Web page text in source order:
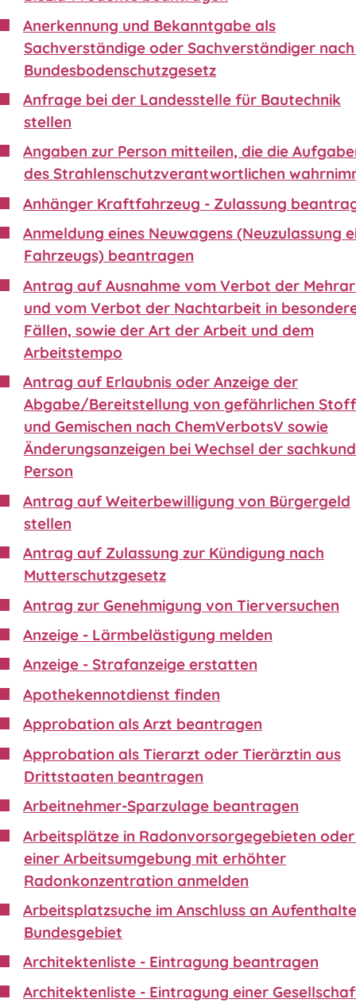
Anerkennung und Bekanntgabe als
Sachverständige oder Sachverständiger nach
Bundesbodenschutzgesetz
Anfrage bei der Landesstelle für Bautechnik
stellen
Angaben zur Person mitteilen, die die
des Strahlenschutzverantwortlichen
Anhänger Kraftfahrzeug - Zulassung
Anmeldung eines Neuwagens (Neuzulassung
Fahrzeugs) beantragen
Antrag auf Ausnahme vom Verbot der
und vom Verbot der Nachtarbeit in
Fällen, sowie der Art der Arbeit und dem
Arbeitstempo
Antrag auf Erlaubnis oder Anzeige der
Abgabe/Bereitstellung von gefährlichen
und Gemischen nach ChemVerbotsV sowie
Änderungsanzeigen bei Wechsel der
Person
Antrag auf Weiterbewilligung von Bürgergeld
stellen
Antrag auf Zulassung zur Kündigung nach
Mutterschutzgesetz
Antrag zur Genehmigung von Tierversuchen
Anzeige - Lärmbelästigung melden
Anzeige - Strafanzeige erstatten
Apothekennotdienst finden
Approbation als Arzt beantragen
Approbation als Tierarzt oder Tierärztin aus
Drittstaaten beantragen
Arbeitnehmer-Sparzulage beantragen
Arbeitsplätze in Radonvorsorgegebieten
einer Arbeitsumgebung mit erhöhter
Radonkonzentration anmelden
Arbeitsplatzsuche im Anschluss an
Bundesgebiet
Architektenliste - Eintragung beantragen
Architektenliste - Eintragung einer